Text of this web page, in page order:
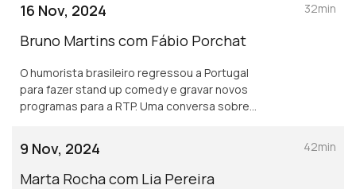
estão a embarcar num caminho pouco
atrativo para quem gosta de multiplicidade
cultural.
16 Nov, 2024
Bruno Martins com Fábio Porchat
O humorista brasileiro regressou a Portugal
para fazer stand up comedy e gravar novos
programas para a RTP. Uma conversa sobre
32min
9 Nov, 2024
Marta Rocha com Lia Pereira
42min